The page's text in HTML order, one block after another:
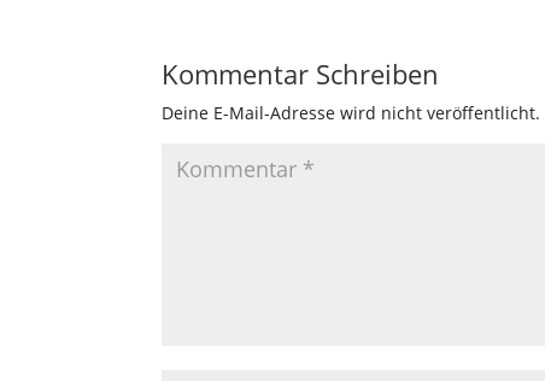
Kommentar Schreiben
Deine E-Mail-Adresse wird nicht veröffentlicht.